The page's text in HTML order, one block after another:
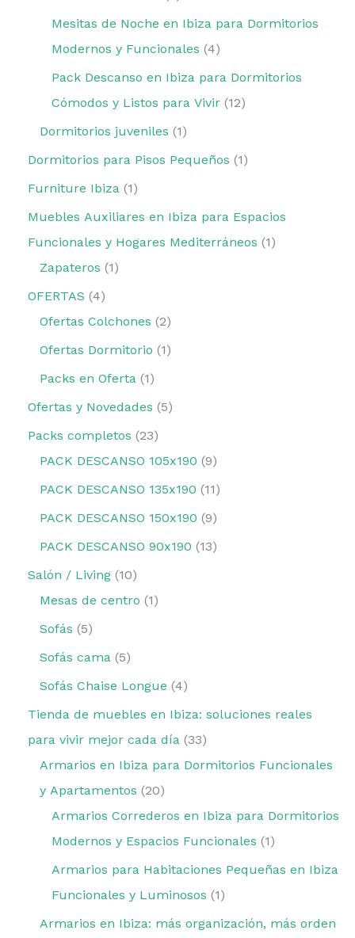
Mesitas de Noche en Ibiza para Dormitorios
Modernos y Funcionales 4
Pack Descanso en Ibiza para Dormitorios
Cómodos y Listos para Vivir 12
Dormitorios juveniles
1
Dormitorios para Pisos Pequeños
1
Furniture Ibiza
1
Muebles Auxiliares en Ibiza para Espacios
Funcionales y Hogares Mediterráneos
1
Zapateros
1
OFERTAS 4
Ofertas Colchones 2
Ofertas Dormitorio
1
Packs en Oferta
1
Ofertas y Novedades
5
Packs completos 23
PACK DESCANSO 105x190 9
PACK DESCANSO 135x190
11
PACK DESCANSO 150x190 9
PACK DESCANSO 90x190
13
Salón / Living 10
Mesas de centro
1
Sofás
5
Sofás cama
5
Sofás Chaise Longue 4
Tienda de muebles en Ibiza: soluciones reales
para vivir mejor cada día 33
Armarios en Ibiza para Dormitorios Funcionales
y Apartamentos 20
Armarios Correderos en Ibiza para Dormitorios
Modernos y Espacios Funcionales
1
Armarios para Habitaciones Pequeñas en Ibiza
Funcionales y Luminosos
1
Armarios en Ibiza: más organización, más orden